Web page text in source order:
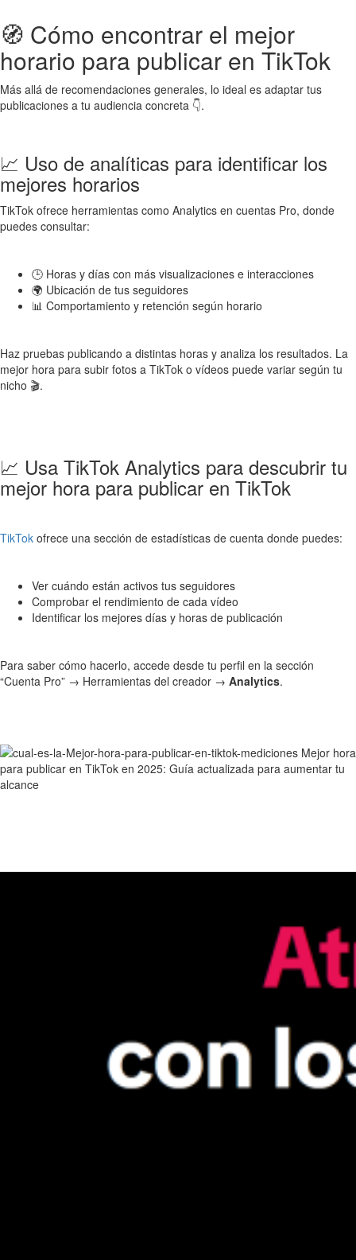
🧭 Cómo encontrar el mejor
horario para publicar en TikTok
Más allá de recomendaciones generales, lo ideal es adaptar tus
publicaciones a tu audiencia concreta 👇.
📈 Uso de analíticas para identificar los
mejores horarios
TikTok ofrece herramientas como Analytics en cuentas Pro, donde
puedes consultar:
🕒 Horas y días con más visualizaciones e interacciones
🌍 Ubicación de tus seguidores
📊 Comportamiento y retención según horario
Haz pruebas publicando a distintas horas y analiza los resultados. La
mejor hora para subir fotos a TikTok o vídeos puede variar según tu
nicho 🎬.
📈 Usa TikTok Analytics para descubrir tu
mejor hora para publicar en TikTok
TikTok ofrece una sección de estadísticas de cuenta donde puedes:
Ver cuándo están activos tus seguidores
Comprobar el rendimiento de cada vídeo
Identificar los mejores días y horas de publicación
Para saber cómo hacerlo, accede desde tu perfil en la sección
“Cuenta Pro” → Herramientas del creador → Analytics.